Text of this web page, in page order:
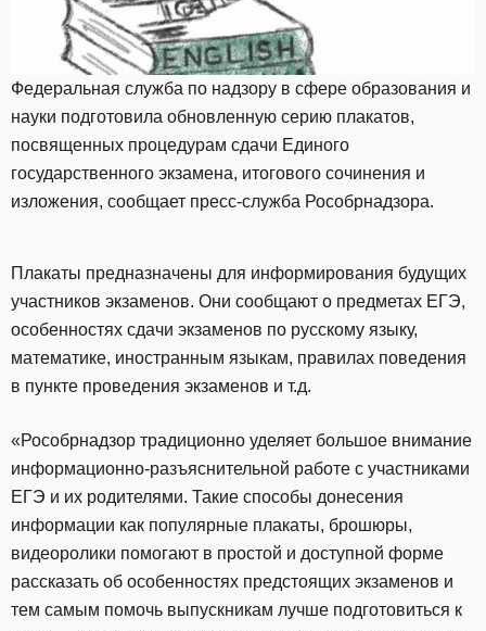
Федеральная служба по надзору в сфере образования и
науки подготовила обновленную серию плакатов,
посвященных процедурам сдачи Единого
государственного экзамена, итогового сочинения и
изложения, сообщает пресс-служба Рособрнадзора.
Плакаты предназначены для информирования будущих
участников экзаменов. Они сообщают о предметах ЕГЭ,
особенностях сдачи экзаменов по русскому языку,
математике, иностранным языкам, правилах поведения
в пункте проведения экзаменов и т.д.
«Рособрнадзор традиционно уделяет большое внимание
информационно-разъяснительной работе с участниками
ЕГЭ и их родителями. Такие способы донесения
информации как популярные плакаты, брошюры,
видеоролики помогают в простой и доступной форме
рассказать об особенностях предстоящих экзаменов и
тем самым помочь выпускникам лучше подготовиться к